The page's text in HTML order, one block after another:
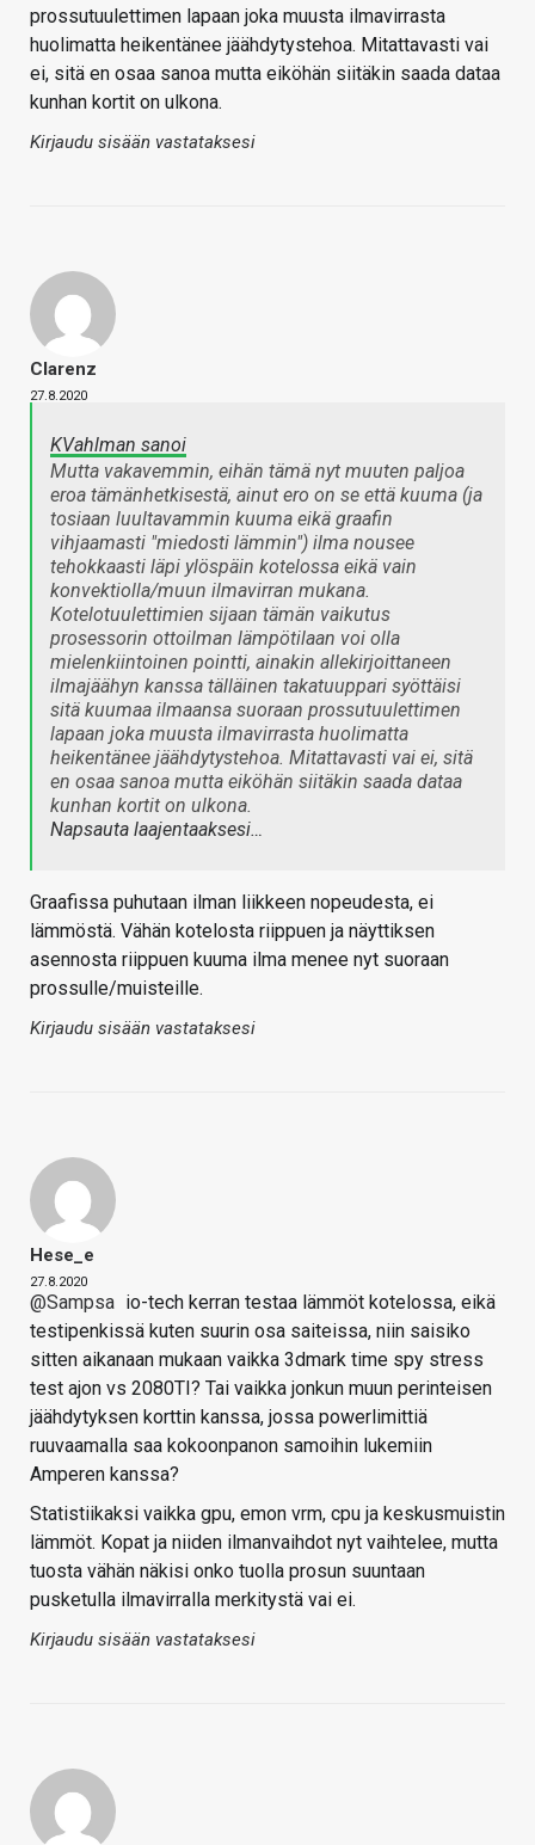
prossutuulettimen lapaan joka muusta ilmavirrasta
huolimatta heikentänee jäähdytystehoa. Mitattavasti vai
ei, sitä en osaa sanoa mutta eiköhän siitäkin saada dataa
kunhan kortit on ulkona.
Kirjaudu sisään vastataksesi
Clarenz
27.8.2020
KVahlman sanoi
Mutta vakavemmin, eihän tämä nyt muuten paljoa
eroa tämänhetkisestä, ainut ero on se että kuuma (ja
tosiaan luultavammin kuuma eikä graafin
vihjaamasti "miedosti lämmin") ilma nousee
tehokkaasti läpi ylöspäin kotelossa eikä vain
konvektiolla/muun ilmavirran mukana.
Kotelotuulettimien sijaan tämän vaikutus
prosessorin ottoilman lämpötilaan voi olla
mielenkiintoinen pointti, ainakin allekirjoittaneen
ilmajäähyn kanssa tälläinen takatuuppari syöttäisi
sitä kuumaa ilmaansa suoraan prossutuulettimen
lapaan joka muusta ilmavirrasta huolimatta
heikentänee jäähdytystehoa. Mitattavasti vai ei, sitä
en osaa sanoa mutta eiköhän siitäkin saada dataa
kunhan kortit on ulkona.
Napsauta laajentaaksesi…
Graafissa puhutaan ilman liikkeen nopeudesta, ei
lämmöstä. Vähän kotelosta riippuen ja näyttiksen
asennosta riippuen kuuma ilma menee nyt suoraan
prossulle/muisteille.
Kirjaudu sisään vastataksesi
Hese_e
27.8.2020
@Sampsa io-tech kerran testaa lämmöt kotelossa, eikä
testipenkissä kuten suurin osa saiteissa, niin saisiko
sitten aikanaan mukaan vaikka 3dmark time spy stress
test ajon vs 2080TI? Tai vaikka jonkun muun perinteisen
jäähdytyksen korttin kanssa, jossa powerlimittiä
ruuvaamalla saa kokoonpanon samoihin lukemiin
Amperen kanssa?
Statistiikaksi vaikka gpu, emon vrm, cpu ja keskusmuistin
lämmöt. Kopat ja niiden ilmanvaihdot nyt vaihtelee, mutta
tuosta vähän näkisi onko tuolla prosun suuntaan
pusketulla ilmavirralla merkitystä vai ei.
Kirjaudu sisään vastataksesi